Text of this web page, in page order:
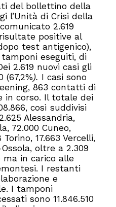
del bollettino della
l’Unità di Crisi della
2.619
positive al
test antigenico),
tamponi eseguiti, di
2.619 nuovi casi gli
(67,2%). I casi sono
863 contatti di
in corso. Il totale dei
così suddivisi
Alessandria,
72.000 Cuneo,
17.663 Vercelli,
oltre a 2.309
in carico alle
I restanti
e
I tamponi
sono 11.846.510